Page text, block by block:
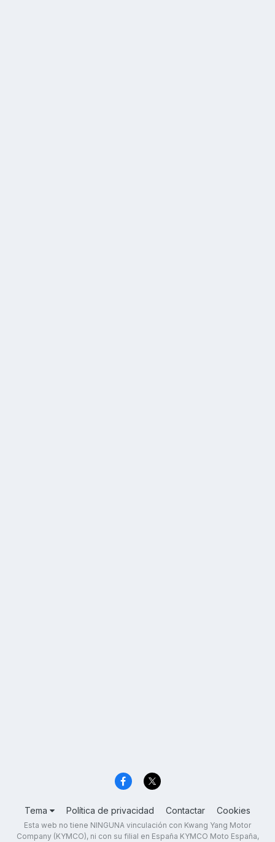
Tema Política de privacidad Contactar Cookies
Esta web no tiene NINGUNA vinculación con Kwang Yang Motor
Company (KYMCO), ni con su filial en España KYMCO Moto España,